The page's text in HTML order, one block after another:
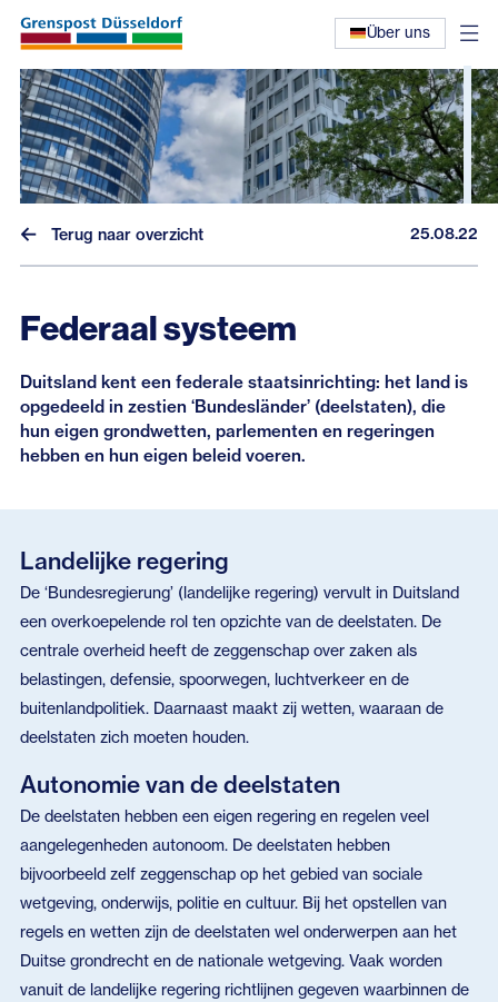
Über uns
Nieuws
Eerdere nieuwsbrieven
Terug naar overzicht 25.08.22
Federaal systeem
Duitsland kent een federale staatsinrichting: het land is
opgedeeld in zestien ‘Bundesländer’ (deelstaten), die
hun eigen grondwetten, parlementen en regeringen
hebben en hun eigen beleid voeren.
Landelijke regering
De ‘Bundesregierung’ (landelijke regering) vervult in Duitsland
een overkoepelende rol ten opzichte van de deelstaten. De
centrale overheid heeft de zeggenschap over zaken als
belastingen, defensie, spoorwegen, luchtverkeer en de
buitenlandpolitiek. Daarnaast maakt zij wetten, waaraan de
deelstaten zich moeten houden.
Autonomie van de deelstaten
De deelstaten hebben een eigen regering en regelen veel
aangelegenheden autonoom. De deelstaten hebben
bijvoorbeeld zelf zeggenschap op het gebied van sociale
wetgeving, onderwijs, politie en cultuur. Bij het opstellen van
regels en wetten zijn de deelstaten wel onderwerpen aan het
Duitse grondrecht en de nationale wetgeving. Vaak worden
vanuit de landelijke regering richtlijnen gegeven waarbinnen de